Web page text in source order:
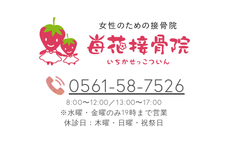
0561-58-7526
8:00〜12:00／13:00〜17:00
※水曜・金曜のみ19時まで営業
休診日：木曜・日曜・祝祭日